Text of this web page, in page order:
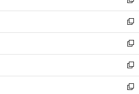
開
く
ウ
で
開
く
ン
ド
ウ
で
開
く
ウ
ィ
ン
ド
ウ
で
開
く
新
し
い
ウ
ィ
ン
ド
ウ
で
新
し
い
ウ
ィ
ン
ド
新
し
い
ウ
ィ
新
し
い
新